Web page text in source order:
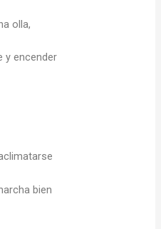
olla,
y encender
bien